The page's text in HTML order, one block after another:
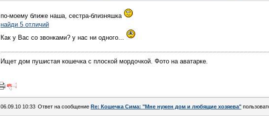
по-моему ближе наша, сестра-близняшка
найди 5 отличий
Как у Вас со звонками? у нас ни одного...
Ищет дом пушистая кошечка с плоской мордочкой. Фото на аватарке.
06.09.10 10:33 Ответ на сообщение Re: Кошечка Сима: "Мне нужен дом и любящие хозяева"